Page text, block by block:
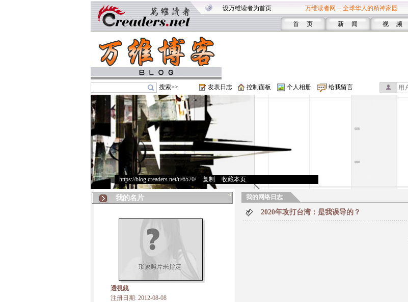
设万维读者为首页 万维读者网 -- 全球华人的精神家园
首 页 新 闻 视 频
搜索>> 发表日志 控制面板 个人相册 给我留言
https://blog.creaders.net/u/6570/> 复制 收藏本页
我的名片
透視鏡
注册日期: 2012-08-08
我的网络日志
2020年攻打台湾：是我误导的？